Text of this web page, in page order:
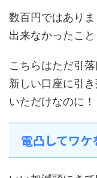
数百円ではありま
出来なかったこと
こちらはただ引
新しい口座に引
いただけなのに！
電凸してワ